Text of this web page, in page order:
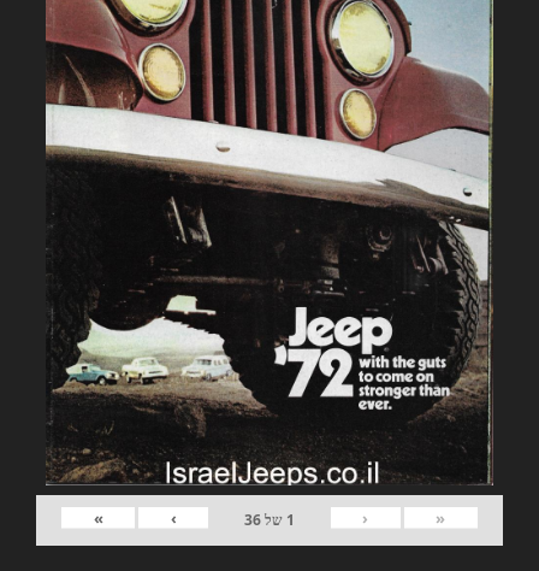
«
‹
1 של36
›
»